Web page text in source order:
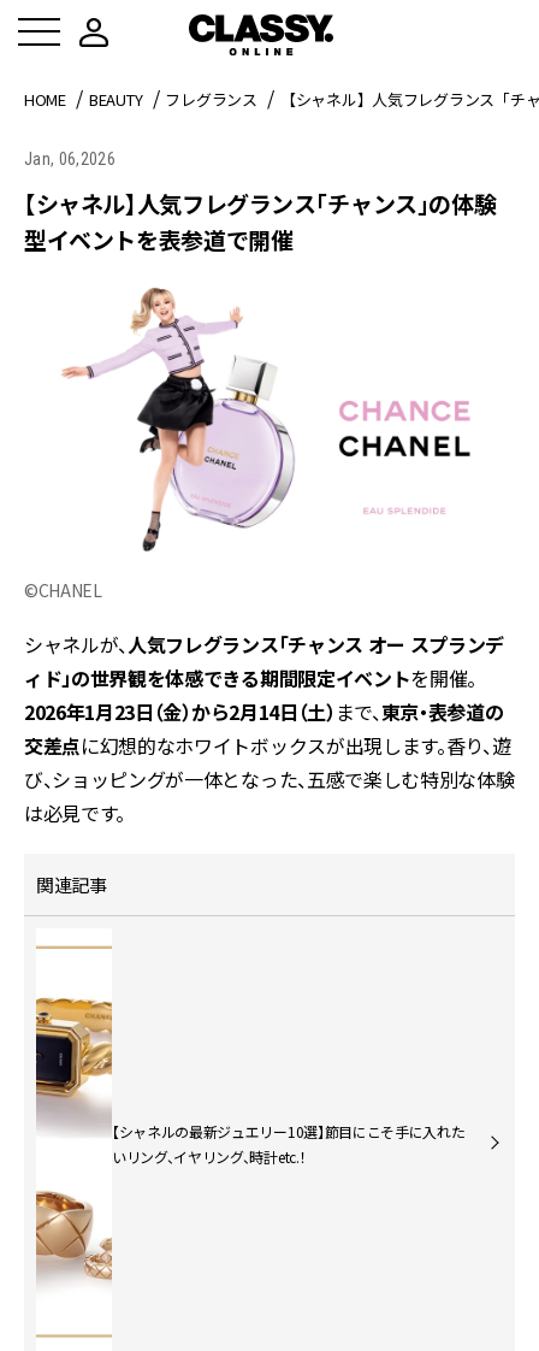
HOME BEAUTY フレグランス 【シャネル】人気フレグランス「
Jan, 06,2026
【シャネル】人気フレグランス「チャンス」の体験
型イベントを表参道で開催
©CHANEL
シャネルが、 人気フレグランス「チャンス オー スプランデ
ィド」の世界観を体感できる期間限定イベントを開催。
2026年1月23日（金）から2月14日（土） まで、東京・表参道の
交差点に幻想的なホワイトボックスが出現します。香り、遊
び、ショッピングが一体となった、五感で楽しむ特別な体験
は必見です。
関連記事
【シャネルの最新ジュエリー10選】節目にこそ手に入れた
いリング、イヤリング、時計etc.！